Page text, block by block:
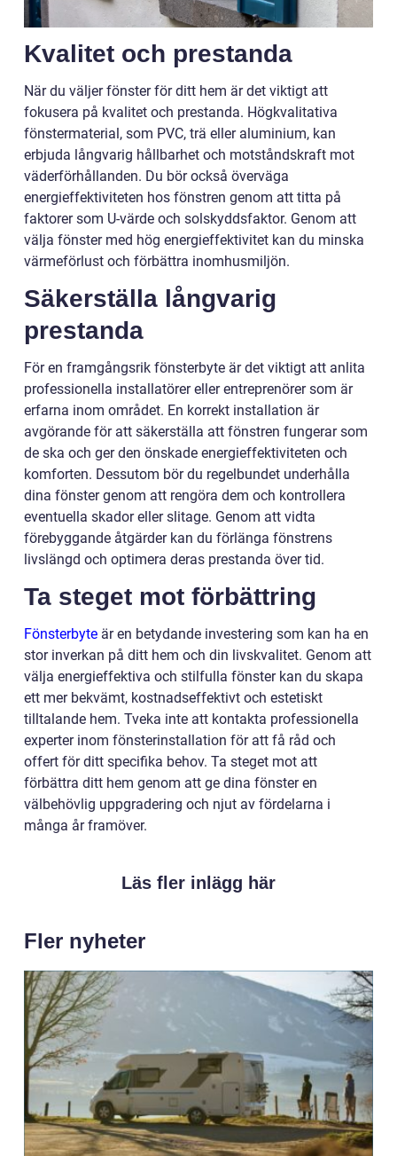
Kvalitet och prestanda
När du väljer fönster för ditt hem är det viktigt att
fokusera på kvalitet och prestanda. Högkvalitativa
fönstermaterial, som PVC, trä eller aluminium, kan
erbjuda långvarig hållbarhet och motståndskraft mot
väderförhållanden. Du bör också överväga
energieffektiviteten hos fönstren genom att titta på
faktorer som U-värde och solskyddsfaktor. Genom att
välja fönster med hög energieffektivitet kan du minska
värmeförlust och förbättra inomhusmiljön.
Säkerställa långvarig
prestanda
För en framgångsrik fönsterbyte är det viktigt att anlita
professionella installatörer eller entreprenörer som är
erfarna inom området. En korrekt installation är
avgörande för att säkerställa att fönstren fungerar som
de ska och ger den önskade energieffektiviteten och
komforten. Dessutom bör du regelbundet underhålla
dina fönster genom att rengöra dem och kontrollera
eventuella skador eller slitage. Genom att vidta
förebyggande åtgärder kan du förlänga fönstrens
livslängd och optimera deras prestanda över tid.
Ta steget mot förbättring
Fönsterbyte är en betydande investering som kan ha en
stor inverkan på ditt hem och din livskvalitet. Genom att
välja energieffektiva och stilfulla fönster kan du skapa
ett mer bekvämt, kostnadseffektivt och estetiskt
tilltalande hem. Tveka inte att kontakta professionella
experter inom fönsterinstallation för att få råd och
offert för ditt specifika behov. Ta steget mot att
förbättra ditt hem genom att ge dina fönster en
välbehövlig uppgradering och njut av fördelarna i
många år framöver.
Läs fler inlägg här
Fler nyheter